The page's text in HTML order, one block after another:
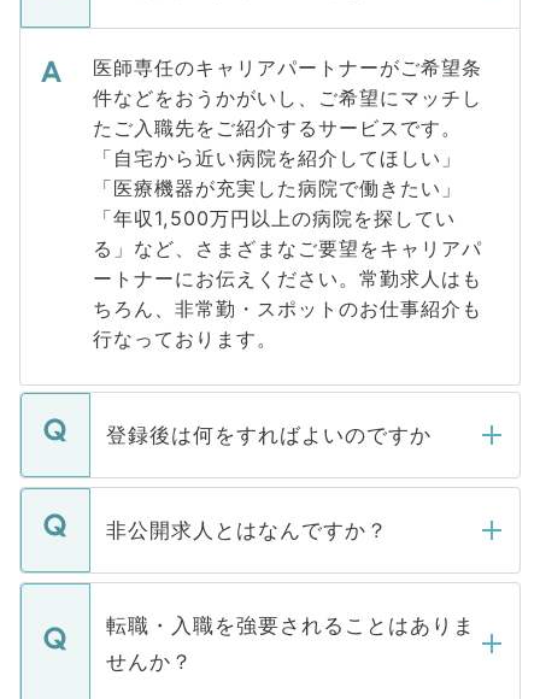
医師専任のキャリアパートナーがご希望条
件などをおうかがいし、ご希望にマッチし
たご入職先をご紹介するサービスです。
「自宅から近い病院を紹介してほしい」
「医療機器が充実した病院で働きたい」
「年収1,500万円以上の病院を探してい
る」など、さまざまなご要望をキャリアパ
ートナーにお伝えください。常勤求人はも
ちろん、非常勤・スポットのお仕事紹介も
行なっております。
登録後は何をすればよいのですか
ご登録いただきましたら、弊社担当者がご
登録内容を確認し、その後メールもしくは
ます。通常、5営業日以内にはご連絡をせて
いただきますので、しばらくお待ちくださ
非公開求人とはなんですか？
マイナビDOCTORで取り扱っている求人の
うち約3割は、Webサイトからご覧いただ
けない「非公開求人」です。非公開求人は
下記の理由によって、一般には公開してい
転職・入職を強要されることはありま
せんか？